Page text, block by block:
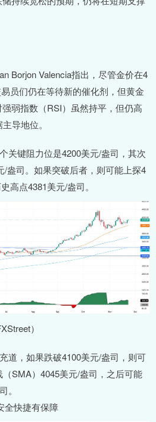
Valencia指出，尽管金价在4
员们仍在等待新的催化剂，但黄金
弱指数（RSI）虽然持平，但仍高
导地位。
键阻力位是4200美元/盎司，其次
/盎司。如果突破后者，则可能上探4
高点4381美元/盎司。
）
，如果跌破4100美元/盎司，则可
SMA）4045美元/盎司，之后可能
。
全快捷有保障